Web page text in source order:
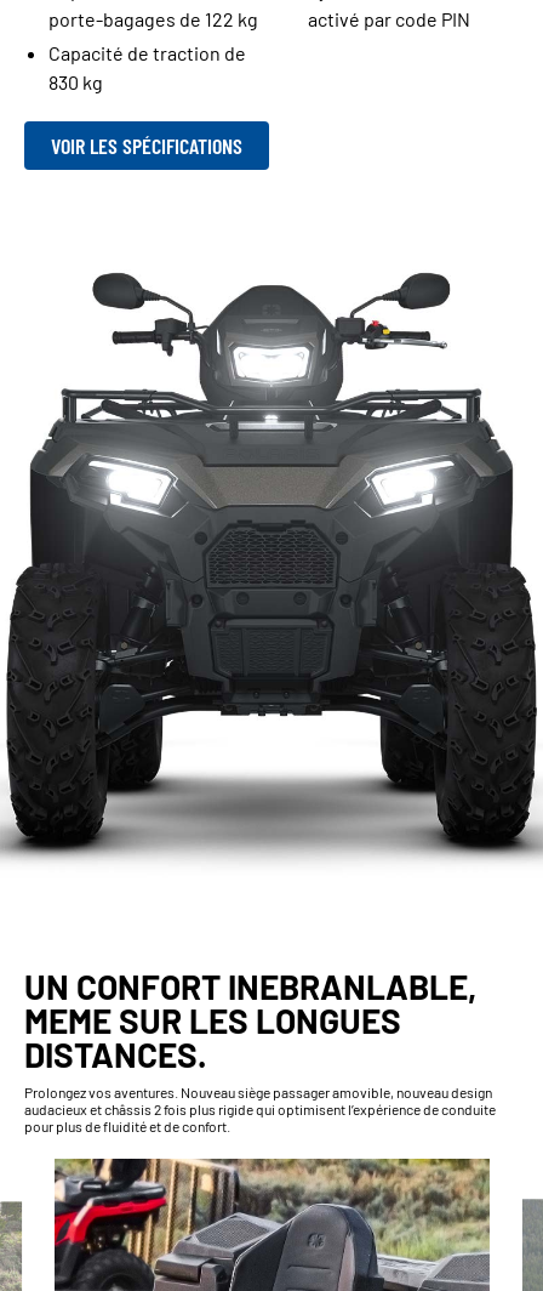
porte-bagages de 122 kg
Capacité de traction de
830 kg
activé par code PIN
VOIR LES SPÉCIFICATIONS
UN CONFORT INEBRANLABLE,
MEME SUR LES LONGUES
DISTANCES.
Prolongez vos aventures. Nouveau siège passager amovible, nouveau design
audacieux et châssis 2 fois plus rigide qui optimisent l’expérience de conduite
pour plus de fluidité et de confort.